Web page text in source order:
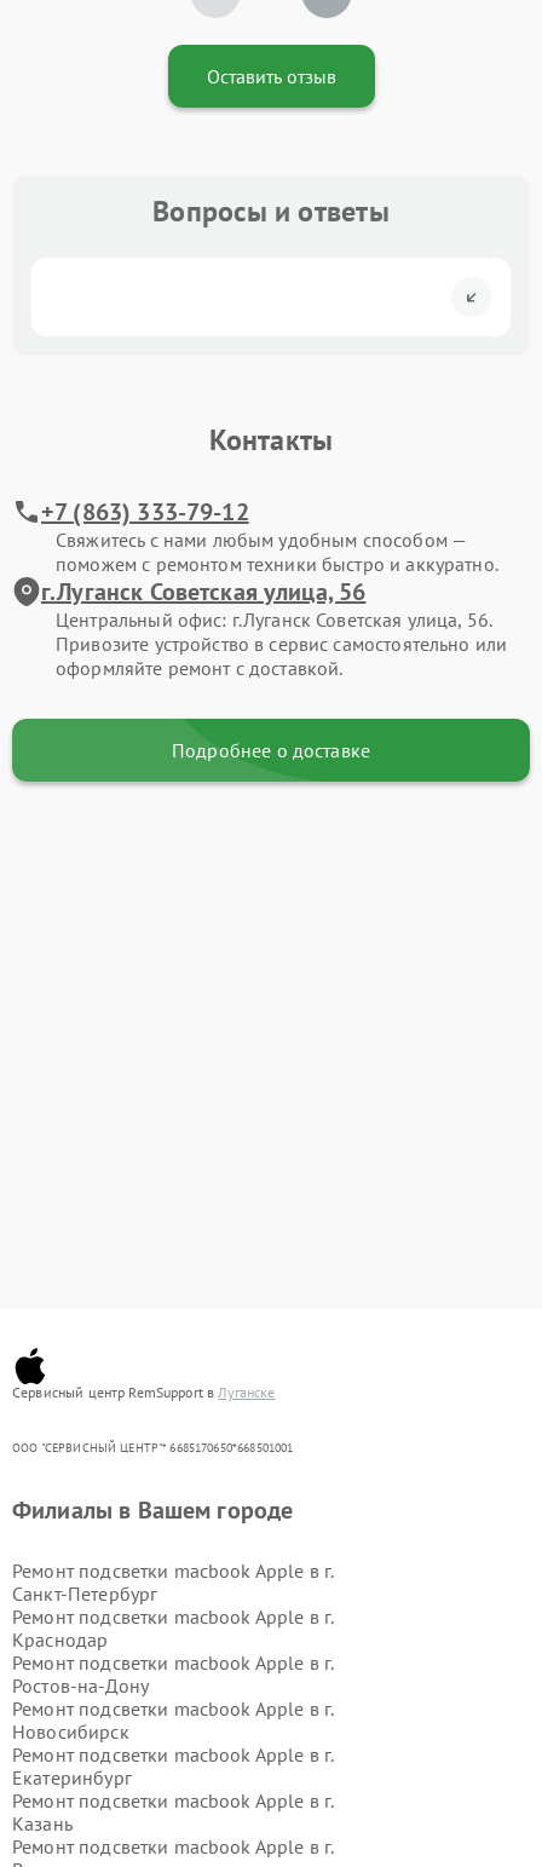
Оставить отзыв
Вопросы и ответы
Контакты
+7 (863) 333-79-12
Свяжитесь с нами любым удобным способом —
поможем с ремонтом техники быстро и аккуратно.
г.Луганск Советская улица, 56
Центральный офис: г.Луганск Советская улица, 56.
Привозите устройство в сервис самостоятельно или
оформляйте ремонт с доставкой.
Подробнее о доставке
Сервисный центр RemSupport вЛуганске
ООО "СЕРВИСНЫЙ ЦЕНТР"* 6685170650*668501001
Филиалы в Вашем городе
Ремонт подсветки macbook Apple в г.
Санкт-Петербург
Ремонт подсветки macbook Apple в г.
Краснодар
Ремонт подсветки macbook Apple в г.
Ростов-на-Дону
Ремонт подсветки macbook Apple в г.
Новосибирск
Ремонт подсветки macbook Apple в г.
Екатеринбург
Ремонт подсветки macbook Apple в г.
Казань
Ремонт подсветки macbook Apple в г.